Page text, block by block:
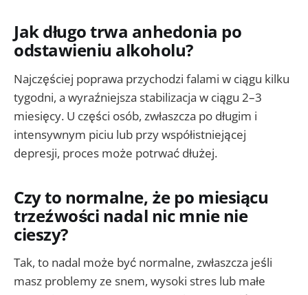
Jak długo trwa anhedonia po
odstawieniu alkoholu?
Najczęściej poprawa przychodzi falami w ciągu kilku
tygodni, a wyraźniejsza stabilizacja w ciągu 2–3
miesięcy. U części osób, zwłaszcza po długim i
intensywnym piciu lub przy współistniejącej
depresji, proces może potrwać dłużej.
Czy to normalne, że po miesiącu
trzeźwości nadal nic mnie nie
cieszy?
Tak, to nadal może być normalne, zwłaszcza jeśli
masz problemy ze snem, wysoki stres lub małe